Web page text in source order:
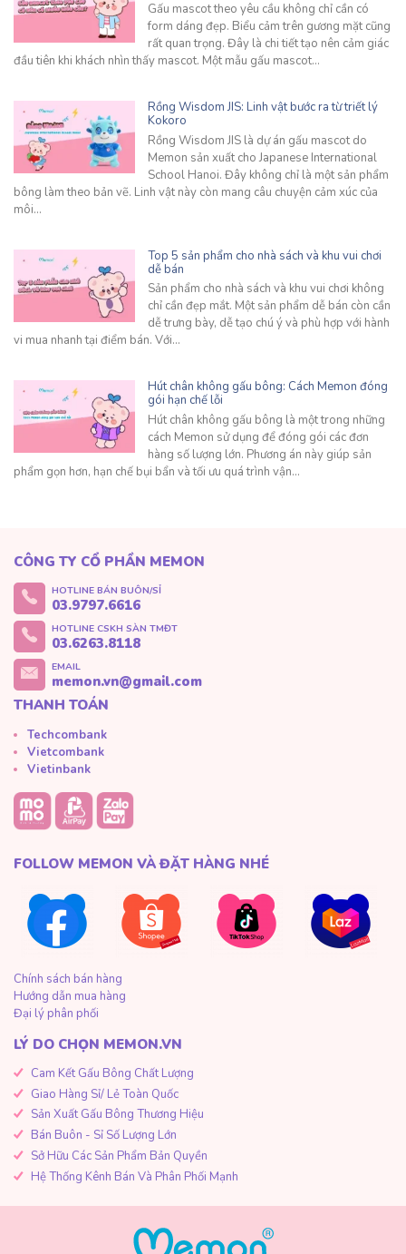
Gấu mascot theo yêu cầu không chỉ cần có
form dáng đẹp. Biểu cảm trên gương mặt cũng
rất quan trọng. Đây là chi tiết tạo nên cảm giác
đầu tiên khi khách nhìn thấy mascot. Một mẫu gấu mascot…
Rồng Wisdom JIS: Linh vật bước ra từ triết lý
Kokoro
Rồng Wisdom JIS là dự án gấu mascot do
Memon sản xuất cho Japanese International
School Hanoi. Đây không chỉ là một sản phẩm
bông làm theo bản vẽ. Linh vật này còn mang câu chuyện cảm xúc của
môi…
Top 5 sản phẩm cho nhà sách và khu vui chơi
dễ bán
Sản phẩm cho nhà sách và khu vui chơi không
chỉ cần đẹp mắt. Một sản phẩm dễ bán còn cần
dễ trưng bày, dễ tạo chú ý và phù hợp với hành
vi mua nhanh tại điểm bán. Với…
Hút chân không gấu bông: Cách Memon đóng
gói hạn chế lỗi
Hút chân không gấu bông là một trong những
cách Memon sử dụng để đóng gói các đơn
hàng số lượng lớn. Phương án này giúp sản
phẩm gọn hơn, hạn chế bụi bẩn và tối ưu quá trình vận…
CÔNG TY CỔ PHẦN MEMON
HOTLINE BÁN BUÔN/SỈ
03.9797.6616
HOTLINE CSKH SÀN TMĐT
03.6263.8118
EMAIL
memon.vn@gmail.com
THANH TOÁN
Techcombank
Vietcombank
Vietinbank
FOLLOW MEMON VÀ ĐẶT HÀNG NHÉ
Chính sách bán hàng
Hướng dẫn mua hàng
Đại lý phân phối
LÝ DO CHỌN MEMON.VN
Cam Kết Gấu Bông Chất Lượng
Giao Hàng Sỉ/ Lẻ Toàn Quốc
Sản Xuất Gấu Bông Thương Hiệu
Bán Buôn - Sỉ Số Lượng Lớn
Sở Hữu Các Sản Phẩm Bản Quyền
Hệ Thống Kênh Bán Và Phân Phối Mạnh